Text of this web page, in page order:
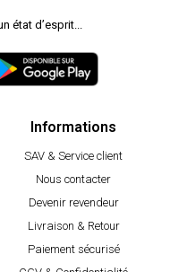
état d’esprit...
Informations
SAV & Service client
Nous contacter
Devenir revendeur
Livraison & Retour
Paiement sécurisé